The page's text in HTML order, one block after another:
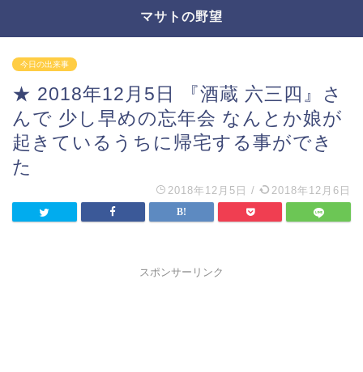
マサトの野望
今日の出来事
★ 2018年12月5日 『酒蔵 六三四』さ
んで 少し早めの忘年会 なんとか娘が
起きているうちに帰宅する事ができ
た
2018年12月5日 / 2018年12月6日
スポンサーリンク